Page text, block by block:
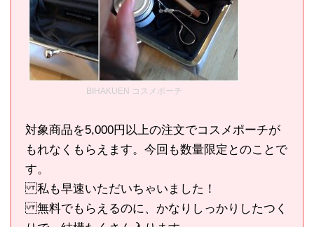
BIHAKUEN コスメポーチ
対象商品を5,000円以上の注文でコスメポーチが
もれなくもらえます。今回も数量限定とのことで
す。
私も早速いただいちゃいました！
無料でもらえるのに、かなりしっかりしたつく